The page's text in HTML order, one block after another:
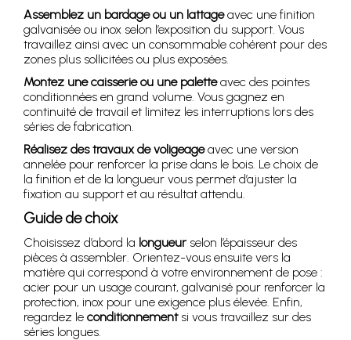
Assemblez un bardage ou un lattageavec une finition
galvanisée ou inox selon l’exposition du support. Vous
travaillez ainsi avec un consommable cohérent pour des
zones plus sollicitées ou plus exposées.
Montez une caisserie ou une paletteavec des pointes
conditionnées en grand volume. Vous gagnez en
continuité de travail et limitez les interruptions lors des
séries de fabrication.
Réalisez des travaux de voligeageavec une version
annelée pour renforcer la prise dans le bois. Le choix de
la finition et de la longueur vous permet d’ajuster la
fixation au support et au résultat attendu.
Guide de choix
Choisissez d’abord la longueurselon l’épaisseur des
pièces à assembler. Orientez-vous ensuite vers la
matière qui correspond à votre environnement de pose :
acier pour un usage courant, galvanisé pour renforcer la
protection, inox pour une exigence plus élevée. Enfin,
regardez le conditionnementsi vous travaillez sur des
séries longues.